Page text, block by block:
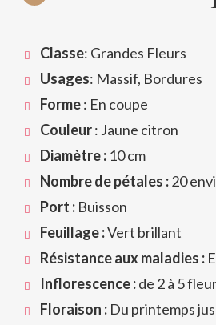
Classe: Grandes Fleurs
Usages: Massif, Bordures
Forme: En coupe
Couleur: Jaune citron
Diamètre :10 cm
Nombre de pétales :20
Port : Buisson
Feuillage :Vert brillant
Résistance aux maladies :
Inflorescence :de 2 à 5
Floraison :Du printemps